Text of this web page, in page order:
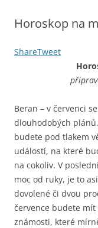
Horoskop na
ShareTweet
Beran – v červenci
dlouhodobých
budete pod tlakem
událostí, na které
na cokoliv. V
moc od ruky, je to
dovolené či dvou
července budete
známosti, které